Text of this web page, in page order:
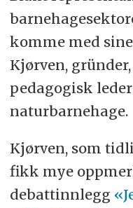
komme med
Kjørven,
pedagogisk
naturbarnehage.
Kjørven, som
fikk mye
debattinnlegg